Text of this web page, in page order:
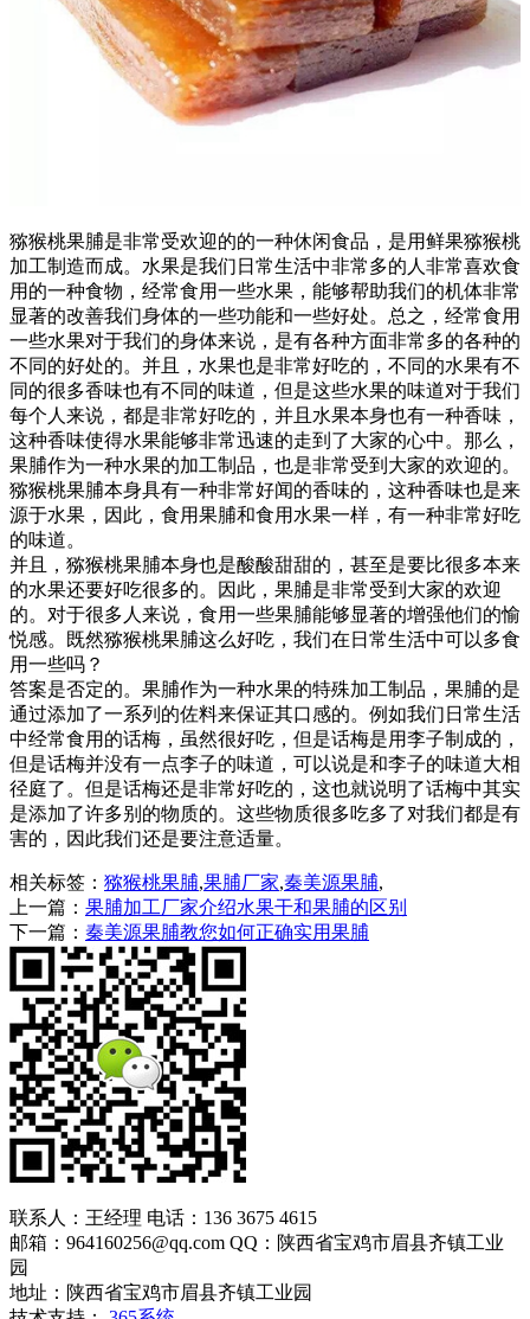
猕猴桃果脯是非常受欢迎的的一种休闲食品，是用鲜果猕猴桃
加工制造而成。水果是我们日常生活中非常多的人非常喜欢食
用的一种食物，经常食用一些水果，能够帮助我们的机体非常
显著的改善我们身体的一些功能和一些好处。总之，经常食用
一些水果对于我们的身体来说，是有各种方面非常多的各种的
不同的好处的。并且，水果也是非常好吃的，不同的水果有不
同的很多香味也有不同的味道，但是这些水果的味道对于我们
每个人来说，都是非常好吃的，并且水果本身也有一种香味，
这种香味使得水果能够非常迅速的走到了大家的心中。那么，
果脯作为一种水果的加工制品，也是非常受到大家的欢迎的。
猕猴桃果脯本身具有一种非常好闻的香味的，这种香味也是来
源于水果，因此，食用果脯和食用水果一样，有一种非常好吃
的味道。
并且，猕猴桃果脯本身也是酸酸甜甜的，甚至是要比很多本来
的水果还要好吃很多的。因此，果脯是非常受到大家的欢迎
的。对于很多人来说，食用一些果脯能够显著的增强他们的愉
悦感。既然猕猴桃果脯这么好吃，我们在日常生活中可以多食
用一些吗？
答案是否定的。果脯作为一种水果的特殊加工制品，果脯的是
通过添加了一系列的佐料来保证其口感的。例如我们日常生活
中经常食用的话梅，虽然很好吃，但是话梅是用李子制成的，
但是话梅并没有一点李子的味道，可以说是和李子的味道大相
径庭了。但是话梅还是非常好吃的，这也就说明了话梅中其实
是添加了许多别的物质的。这些物质很多吃多了对我们都是有
害的，因此我们还是要注意适量。
相关标签： 猕猴桃果脯,果脯厂家,秦美源果脯,
上一篇： 果脯加工厂家介绍水果干和果脯的区别
下一篇： 秦美源果脯教您如何正确实用果脯
联系人：王经理 电话：136 3675 4615
邮箱：964160256@qq.com QQ：陕西省宝鸡市眉县齐镇工业
园
地址：陕西省宝鸡市眉县齐镇工业园